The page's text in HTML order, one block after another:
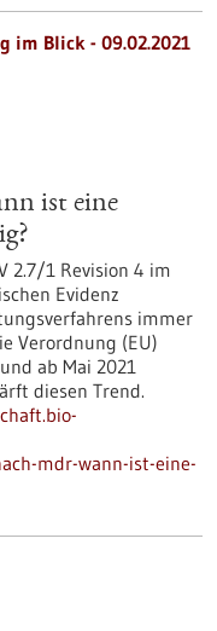
im Blick - 09.02.2021
ist eine
2.7/1 Revision 4 im
Evidenz
immer
Verordnung (EU)
ab Mai 2021
diesen Trend.
mdr-wann-ist-eine-